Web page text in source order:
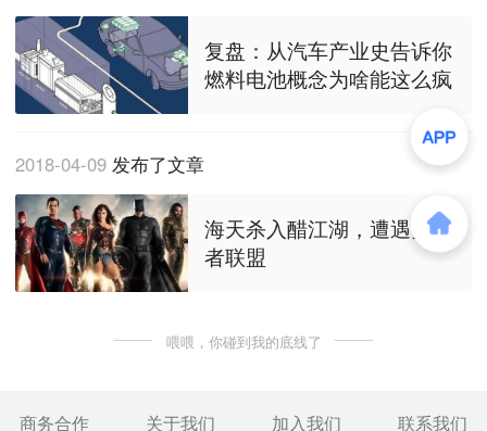
复盘：从汽车产业史告诉你
燃料电池概念为啥能这么疯
2018-04-09 发布了文章
海天杀入醋江湖，遭遇复仇
者联盟
喂喂，你碰到我的底线了
商务合作 关于我们 加入我们 联系我们